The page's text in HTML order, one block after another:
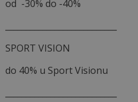
od -30% do -40%
SPORT VISION
do 40% u Sport Visionu